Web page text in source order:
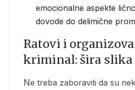
emocionalne aspekte
dovode do delimične
Ratovi i
kriminal: šira slika
Ne treba zaboraviti da su neka od najgorih